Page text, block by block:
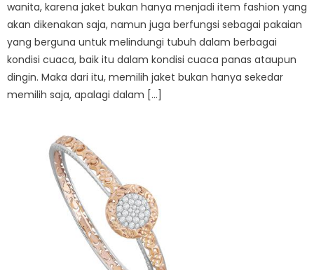
wanita, karena jaket bukan hanya menjadi item fashion yang
akan dikenakan saja, namun juga berfungsi sebagai pakaian
yang berguna untuk melindungi tubuh dalam berbagai
kondisi cuaca, baik itu dalam kondisi cuaca panas ataupun
dingin. Maka dari itu, memilih jaket bukan hanya sekedar
memilih saja, apalagi dalam […]